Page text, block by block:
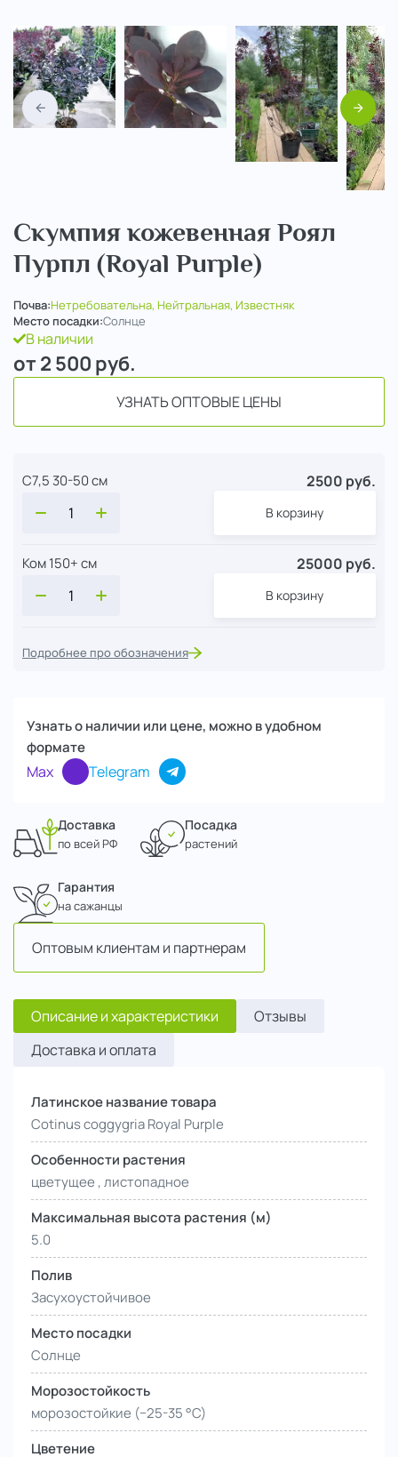
Назад Вперед
Скумпия кожевенная Роял
Пурпл (Royal Purple)
Почва:Нетребовательна, Нейтральная, Известняк
Место посадки:Солнце
В наличии
от 2 500 руб.
УЗНАТЬ ОПТОВЫЕ ЦЕНЫ
С7,5 30-50 см 2500 руб.
В корзину
Ком 150+ см 25000 руб.
В корзину
Подробнее про обозначения
Узнать о наличии или цене, можно в удобном
формате
Max Telegram
Доставка
по всей РФ
Посадка
растений
Гарантия
на сажанцы
Оптовым клиентам и партнерам
Описание и характеристики
Отзывы
Доставка и оплата
Латинское название товара
Cotinus coggygria Royal Purple
Особенности растения
цветущее , листопадное
Максимальная высота растения (м)
5.0
Полив
Засухоустойчивое
Место посадки
Солнце
Морозостойкость
морозостойкие (−25-35 °С)
Цветение